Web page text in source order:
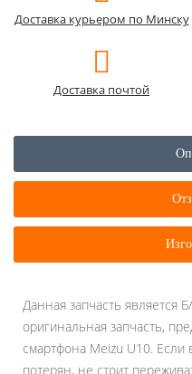
Доставка курьером по Минску
Доставка почтой
Данная запчасть является
оригинальная запчасть,
смартфона Meizu U10.
потерян, не стоит